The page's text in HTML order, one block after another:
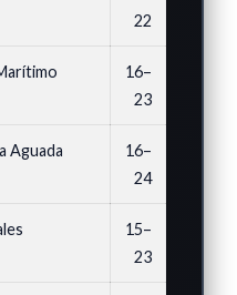
22
16–
23
Aguada
16–
24
15–
23